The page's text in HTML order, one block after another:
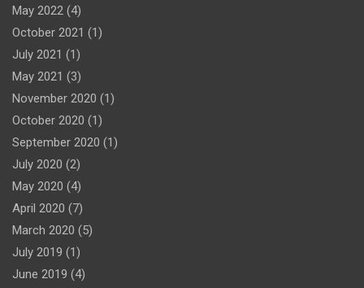
May 2022 (4)
October 2021 (1)
July 2021 (1)
May 2021 (3)
November 2020 (1)
October 2020 (1)
September 2020 (1)
July 2020 (2)
May 2020 (4)
April 2020 (7)
March 2020 (5)
July 2019 (1)
June 2019 (4)